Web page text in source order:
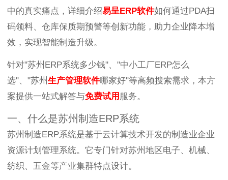
中的真实痛点，详细介绍易呈ERP软件如何通过PDA扫
码领料、仓库保质期预警等创新功能，助力企业降本增
效，实现智能制造升级。
针对"苏州ERP系统多少钱"、"中小工厂ERP怎么
选"、"苏州 生产管理软件哪家好"等高频搜索需求，本方
案提供一站式解答与免费试用 服务。
一、什么是苏州制造ERP系统
苏州制造ERP系统是基于云计算技术开发的制造业企业
资源计划管理系统。它专门针对苏州地区电子、机械、
纺织、五金等产业集群特点设计。